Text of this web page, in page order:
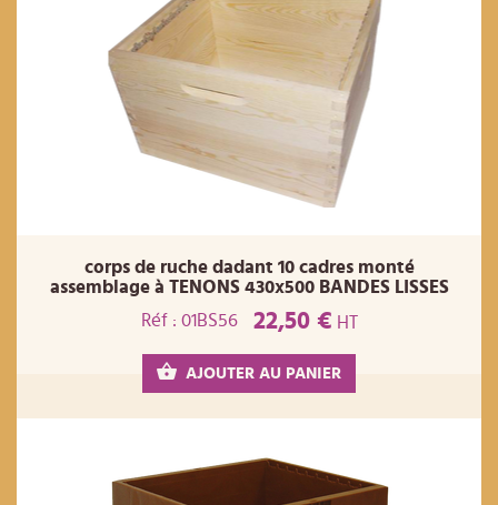
corps de ruche dadant 10 cadres monté
assemblage à TENONS 430x500 BANDES LISSES
Réf : 01BS56
22,50 € HT
AJOUTER AU PANIER